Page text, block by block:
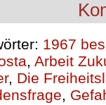
1967
, Arbeit
, Die
,